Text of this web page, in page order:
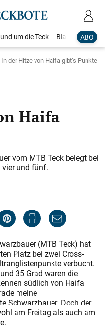
ABO
um die Teck Blaulicht
In der Hitze von Haifa gibt‘s Punkte
Haifa
vom MTB Teck belegt bei
vier und fünf.
(MTB Teck) hat
Platz bei zwei Cross-
verbucht.
35 Grad waren die
südlich von Haifa
meine
Schwarzbauer. Doch der
am Freitag als auch am